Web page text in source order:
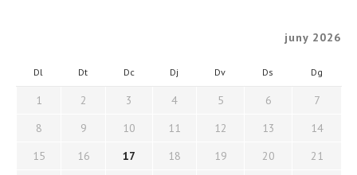
juny 2026
Dl Dt Dc Dj Dv Ds Dg
1 2 3 4 5 6
7
8
9 10 11 12 13
14
15
16 17 18 19 20
21